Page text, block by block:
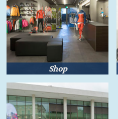
Shop